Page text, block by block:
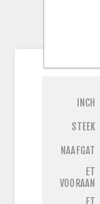
INCH
STEEK
NAAFGAT
ET
VOORAAN